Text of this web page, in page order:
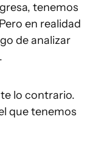
tenemos
en realidad
de analizar
lo contrario.
que tenemos